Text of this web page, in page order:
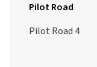
Pilot Road
Pilot Road 4